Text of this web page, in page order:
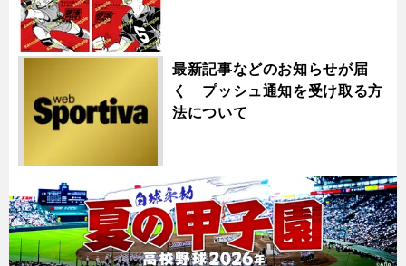
最新記事などのお知らせが届
く プッシュ通知を受け取る方
法について